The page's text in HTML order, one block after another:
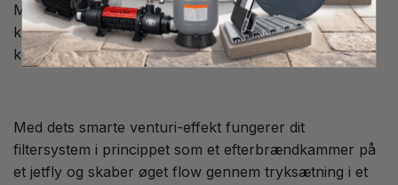
Magiline renses din pool ned til 15 mikron, du får
klarere og finere vand med mindre behov for
kemikalier!
Med dets smarte venturi-effekt fungerer dit
filtersystem i princippet som et efterbrændkammer på
et jetfly og skaber øget flow gennem tryksætning i et